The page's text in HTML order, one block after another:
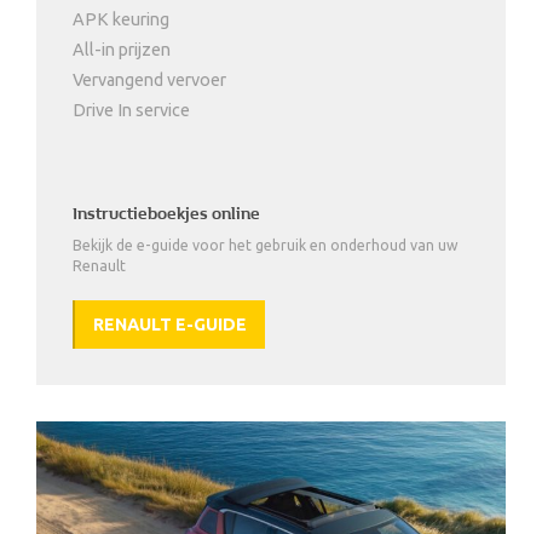
APK keuring
All-in prijzen
Vervangend vervoer
Drive In service
Instructieboekjes online
Bekijk de e-guide voor het gebruik en onderhoud van uw
Renault
RENAULT E-GUIDE